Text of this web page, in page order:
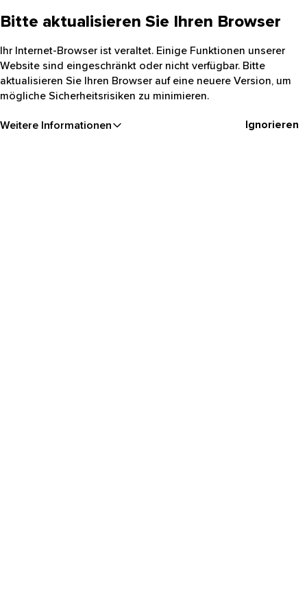
Bitte aktualisieren Sie Ihren Browser
Ihr Internet-Browser ist veraltet. Einige Funktionen unserer
Website sind eingeschränkt oder nicht verfügbar. Bitte
aktualisieren Sie Ihren Browser auf eine neuere Version, um
mögliche Sicherheitsrisiken zu minimieren.
Weitere Informationen Ignorieren